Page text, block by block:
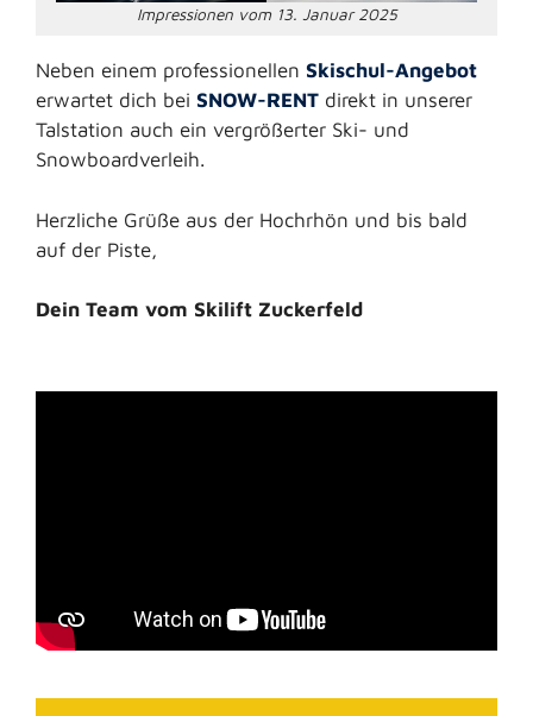
Impressionen vom 13. Januar 2025
Neben einem professionellen Skischul-Angebot
erwartet dich bei SNOW-RENT direkt in unserer
Talstation auch ein vergrößerter Ski- und
Snowboardverleih.
Herzliche Grüße aus der Hochrhön und bis bald
auf der Piste,
Dein Team vom Skilift Zuckerfeld